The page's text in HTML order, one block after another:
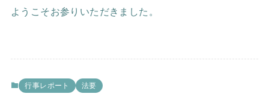
ようこそお参りいただきました。
行事レポート 法要